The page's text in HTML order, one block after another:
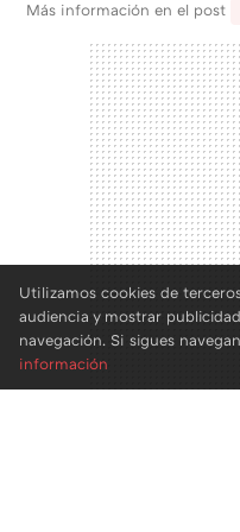
Más información en el post
Utilizamos cookies de
audiencia y mostrar
navegación. Si sigues
información